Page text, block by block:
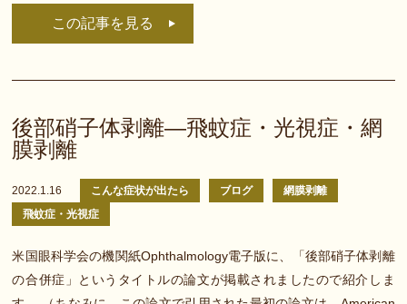
この記事を見る
後部硝子体剥離—飛蚊症・光視症・網
膜剥離
2022.1.16 こんな症状が出たら ブログ
網膜剥離
飛蚊症・光視症
米国眼科学会の機関紙Ophthalmology電子版に、「後部硝子体剥離
の合併症」というタイトルの論文が掲載されましたので紹介しま